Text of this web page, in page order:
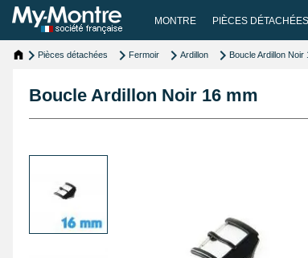
MONTRE PIÈCES DÉTACHÉES
Pièces détachées Fermoir Ardillon Boucle Ardillon Noir
Boucle Ardillon Noir 16 mm